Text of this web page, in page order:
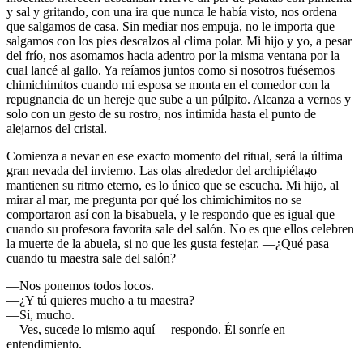
y sal y gritando, con una ira que nunca le había visto, nos ordena
que salgamos de casa. Sin mediar nos empuja, no le importa que
salgamos con los pies descalzos al clima polar. Mi hijo y yo, a pesar
del frío, nos asomamos hacia adentro por la misma ventana por la
cual lancé al gallo. Ya reíamos juntos como si nosotros fuésemos
chimichimitos cuando mi esposa se monta en el comedor con la
repugnancia de un hereje que sube a un púlpito. Alcanza a vernos y
solo con un gesto de su rostro, nos intimida hasta el punto de
alejarnos del cristal.
Comienza a nevar en ese exacto momento del ritual, será la última
gran nevada del invierno. Las olas alrededor del archipiélago
mantienen su ritmo eterno, es lo único que se escucha. Mi hijo, al
mirar al mar, me pregunta por qué los chimichimitos no se
comportaron así con la bisabuela, y le respondo que es igual que
cuando su profesora favorita sale del salón. No es que ellos celebren
la muerte de la abuela, si no que les gusta festejar. —¿Qué pasa
cuando tu maestra sale del salón?
—Nos ponemos todos locos.
—¿Y tú quieres mucho a tu maestra?
—Sí, mucho.
—Ves, sucede lo mismo aquí— respondo. Él sonríe en
entendimiento.